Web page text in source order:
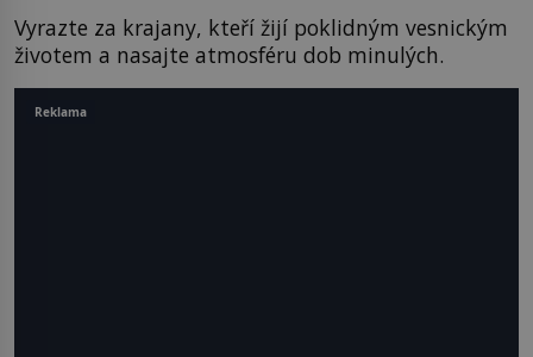
Vyrazte za krajany, kteří žijí poklidným vesnickým
životem a nasajte atmosféru dob minulých.
Reklama